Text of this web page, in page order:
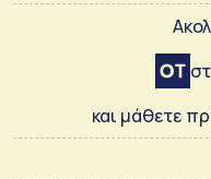
και μάθετε